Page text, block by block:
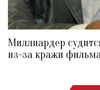
Миллиардер
из-за кражи